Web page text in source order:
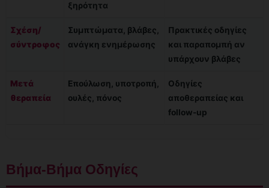
ξηρότητα
Σχέση/
σύντροφος
Συμπτώματα, βλάβες,
ανάγκη ενημέρωσης
Πρακτικές οδηγίες
και παραπομπή αν
υπάρχουν βλάβες
Μετά
θεραπεία
Επούλωση, υποτροπή,
ουλές, πόνος
Οδηγίες
αποθεραπείας και
follow-up
Βήμα-Βήμα Οδηγίες